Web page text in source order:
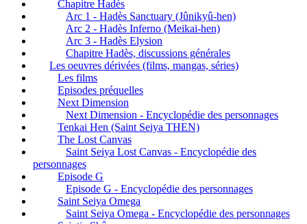
Chapitre Hadès
Arc 1 - Hadès Sanctuary (Jûnikyû-hen)
Arc 2 - Hadès Inferno (Meikai-hen)
Arc 3 - Hadès Elysion
Chapitre Hadès, discussions générales
Les oeuvres dérivées (films, mangas, séries)
Les films
Episodes préquelles
Next Dimension
Next Dimension - Encyclopédie des personnages
Tenkai Hen (Saint Seiya THEN)
The Lost Canvas
Saint Seiya Lost Canvas - Encyclopédie des
personnages
Episode G
Episode G - Encyclopédie des personnages
Saint Seiya Omega
Saint Seiya Omega - Encyclopédie des personnages